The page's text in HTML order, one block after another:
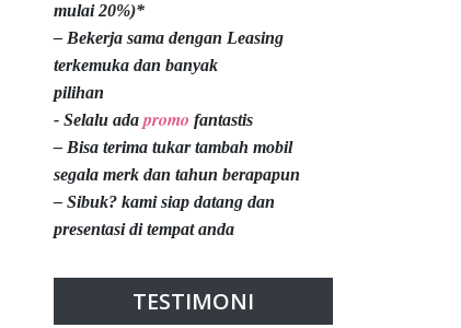
mulai 20%)*
– Bekerja sama dengan Leasing
terkemuka dan banyak
pilihan
- Selalu ada promo fantastis
– Bisa terima tukar tambah mobil
segala merk dan tahun berapapun
– Sibuk? kami siap datang dan
presentasi di tempat anda
TESTIMONI